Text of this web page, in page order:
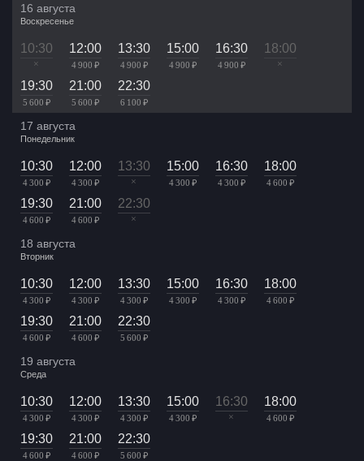
16 августа
Воскресенье
10:30
×
12:00
4 900 ₽
13:30
4 900 ₽
15:00
4 900 ₽
16:30
4 900 ₽
18:00
×
19:30
5 600 ₽
21:00
5 600 ₽
22:30
6 100 ₽
17 августа
Понедельник
10:30
4 300 ₽
12:00
4 300 ₽
13:30
×
15:00
4 300 ₽
16:30
4 300 ₽
18:00
4 600 ₽
19:30
4 600 ₽
21:00
4 600 ₽
22:30
×
18 августа
Вторник
10:30
4 300 ₽
12:00
4 300 ₽
13:30
4 300 ₽
15:00
4 300 ₽
16:30
4 300 ₽
18:00
4 600 ₽
19:30
4 600 ₽
21:00
4 600 ₽
22:30
5 600 ₽
19 августа
Среда
10:30
4 300 ₽
12:00
4 300 ₽
13:30
4 300 ₽
15:00
4 300 ₽
16:30
×
18:00
4 600 ₽
19:30
4 600 ₽
21:00
4 600 ₽
22:30
5 600 ₽